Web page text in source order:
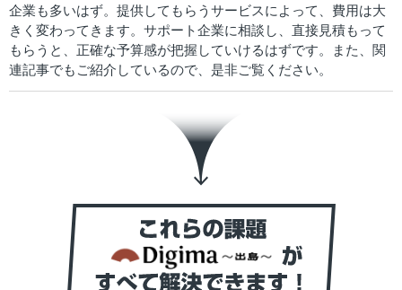
企業も多いはず。提供してもらうサービスによって、費用は大
きく変わってきます。サポート企業に相談し、直接見積もって
もらうと、正確な予算感が把握していけるはずです。また、関
連記事でもご紹介しているので、是非ご覧ください。